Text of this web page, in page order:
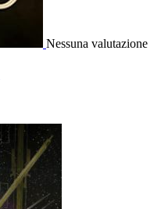
Nessuna valutazione